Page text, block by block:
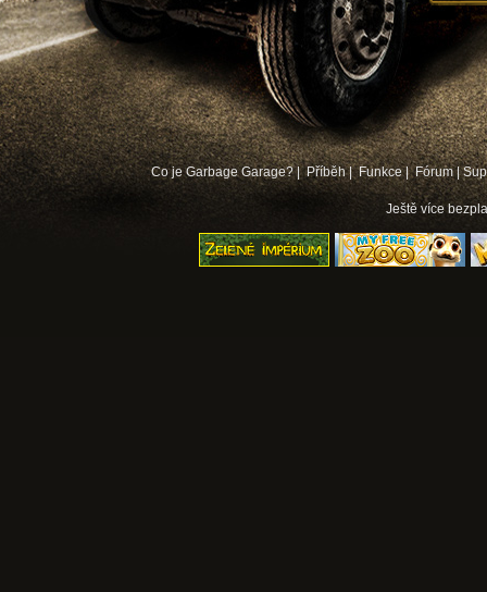
Co je Garbage Garage? | Příběh | Funkce | Fórum|
Ještě více